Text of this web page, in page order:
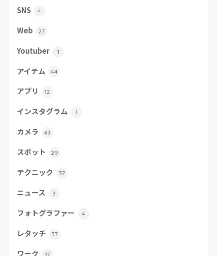
SNS 4
Web 27
Youtuber 1
アイテム 44
アプリ 12
インスタグラム 1
カメラ 43
スポット 29
テクニック 37
ニュース 3
フォトグラファー 4
レタッチ 37
ワーク 17